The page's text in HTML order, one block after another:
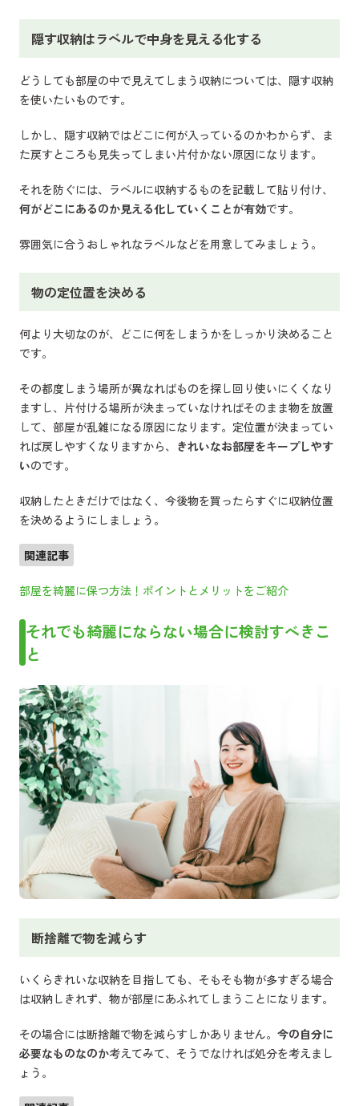
隠す収納はラベルで中身を見える化する
どうしても部屋の中で見えてしまう収納については、隠す収納
を使いたいものです。
しかし、隠す収納ではどこに何が入っているのかわからず、ま
た戻すところも見失ってしまい片付かない原因になります。
それを防ぐには、ラベルに収納するものを記載して貼り付け、
何がどこにあるのか見える化していくことが有効です。
雰囲気に合うおしゃれなラベルなどを用意してみましょう。
物の定位置を決める
何より大切なのが、どこに何をしまうかをしっかり決めること
です。
その都度しまう場所が異なればものを探し回り使いにくくなり
ますし、片付ける場所が決まっていなければそのまま物を放置
して、部屋が乱雑になる原因になります。定位置が決まってい
れば戻しやすくなりますから、 きれいなお部屋をキープしやす
いのです。
収納したときだけではなく、今後物を買ったらすぐに収納位置
を決めるようにしましょう。
関連記事
部屋を綺麗に保つ方法！ポイントとメリットをご紹介
それでも綺麗にならない場合に検討すべきこ
と
断捨離で物を減らす
いくらきれいな収納を目指しても、そもそも物が多すぎる場合
は収納しきれず、物が部屋にあふれてしまうことになります。
その場合には断捨離で物を減らすしかありません。 今の自分に
必要なものなのか考えてみて、そうでなければ処分を考えまし
ょう。